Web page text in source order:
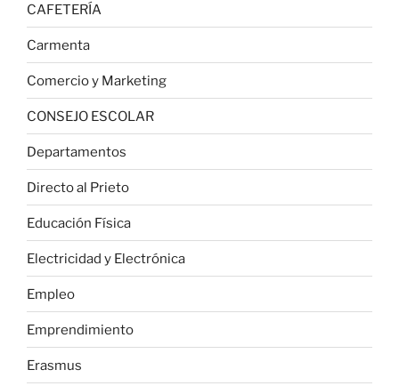
CAFETERÍA
Carmenta
Comercio y Marketing
CONSEJO ESCOLAR
Departamentos
Directo al Prieto
Educación Física
Electricidad y Electrónica
Empleo
Emprendimiento
Erasmus